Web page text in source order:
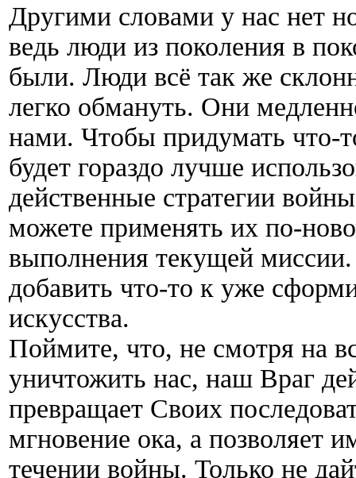
Другими словами у нас нет
ведь люди из поколения в
были. Люди всё так же
легко обмануть. Они
нами. Чтобы придумать что-
будет гораздо лучше
действенные стратегии
можете применять их по-
выполнения текущей
добавить что-то к уже
искусства.
Поймите, что, не смотря на
уничтожить нас, наш Враг
превращает Своих
мгновение ока, а позволяет
течении войны. Только не